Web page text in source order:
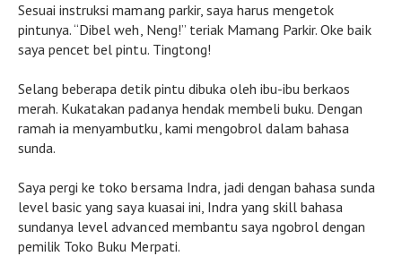
Sesuai instruksi mamang parkir, saya harus mengetok
pintunya. “Dibel weh, Neng!” teriak Mamang Parkir. Oke baik
saya pencet bel pintu. Tingtong!
Selang beberapa detik pintu dibuka oleh ibu-ibu berkaos
merah. Kukatakan padanya hendak membeli buku. Dengan
ramah ia menyambutku, kami mengobrol dalam bahasa
sunda.
Saya pergi ke toko bersama Indra, jadi dengan bahasa sunda
level basic yang saya kuasai ini, Indra yang skill bahasa
sundanya level advanced membantu saya ngobrol dengan
pemilik Toko Buku Merpati.